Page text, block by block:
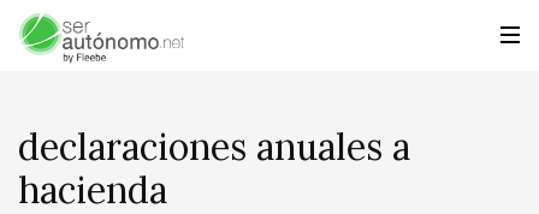
declaraciones anuales a
hacienda